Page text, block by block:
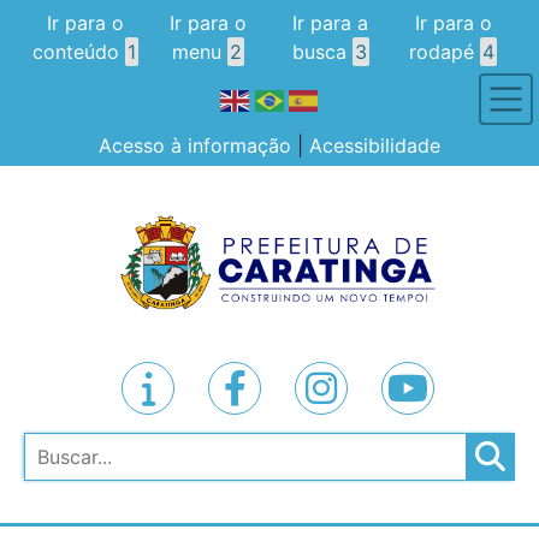
Ir para o
conteúdo 1
Ir para o
menu 2
Ir para a
busca 3
Ir para o
rodapé 4
Acesso à informação Acessibilidade
Pesquisar